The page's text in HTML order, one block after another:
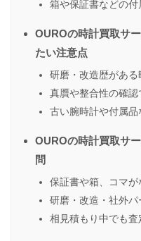
箱や保証書などの付
OUROの時計買取サ
たい注意点
研磨・改造歴がある
真贋や整合性の確
古い腕時計や付属
OUROの時計買取サ
問
保証書や箱、コマ
研磨・改造・社外
相見積もり中でも査